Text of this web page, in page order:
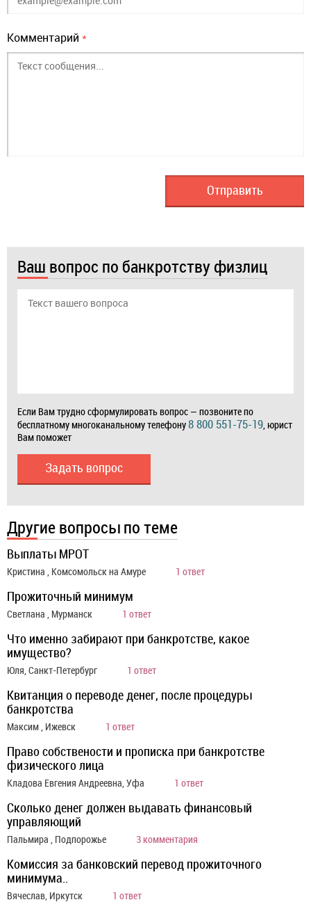
Комментарий *
Ваш вопрос по банкротству физлиц
Если Вам трудно сформулировать вопрос — позвоните по
бесплатному многоканальному телефону8 800 551-75-19, юрист
Вам поможет
Задать вопрос
Другие вопросы по теме
Выплаты МРОТ
Кристина , Комсомольск на Амуре 1 ответ
Прожиточный минимум
Светлана , Мурманск 1 ответ
Что именно забирают при банкротстве, какое
имущество?
Юля, Санкт-Петербург 1 ответ
Квитанция о переводе денег, после процедуры
банкротства
Максим , Ижевск 1 ответ
Право собствености и прописка при банкротстве
физического лица
Кладова Евгения Андреевна, Уфа 1 ответ
Сколько денег должен выдавать финансовый
управляющий
Пальмира , Подпорожье 3 комментария
Комиссия за банковский перевод прожиточного
минимума..
Вячеслав, Иркутск 1 ответ